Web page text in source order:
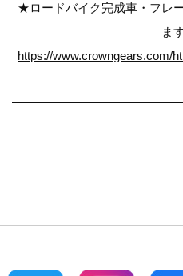
★ロードバイク完成車・フレ
ま
https://www.crowngears.com/